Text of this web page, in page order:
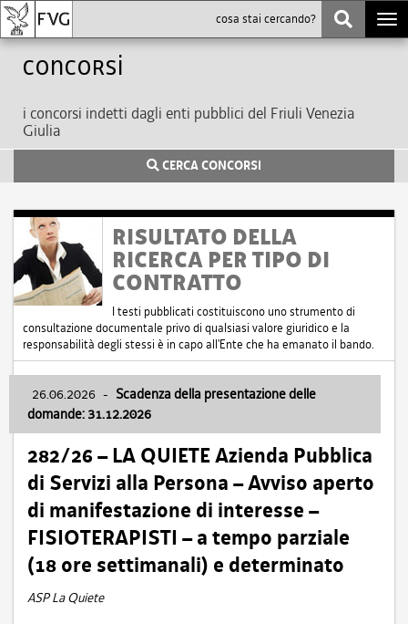
Concorsi
i concorsi indetti dagli enti pubblici del Friuli Venezia
Giulia
CERCA CONCORSI
RISULTATO DELLA
RICERCA PER TIPO DI
CONTRATTO
I testi pubblicati costituiscono uno strumento di
consultazione documentale privo di qualsiasi valore giuridico e la
responsabilità degli stessi è in capo all'Ente che ha emanato il bando.
26.06.2026 - Scadenza della presentazione delle
domande: 31.12.2026
282/26 – LA QUIETE Azienda Pubblica
di Servizi alla Persona – Avviso aperto
di manifestazione di interesse –
FISIOTERAPISTI – a tempo parziale
(18 ore settimanali) e determinato
ASP La Quiete